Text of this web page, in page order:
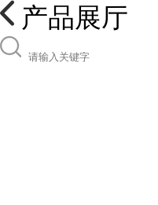
产品展厅